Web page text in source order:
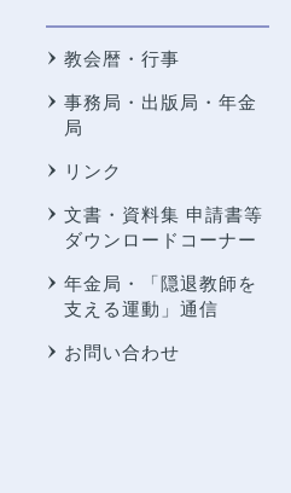
教会暦・行事
事務局・出版局・年金
局
リンク
文書・資料集 申請書等
ダウンロードコーナー
年金局・
「隠退教師を
支える運動」通信
お問い合わせ